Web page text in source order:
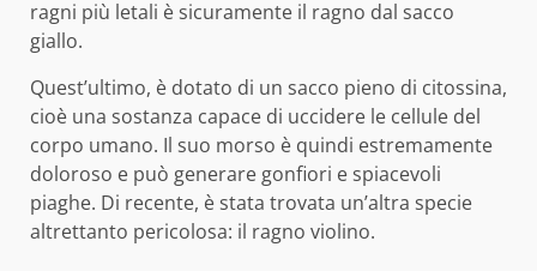
ragni più letali è sicuramente il ragno dal sacco
giallo.
Quest’ultimo, è dotato di un sacco pieno di citossina,
cioè una sostanza capace di uccidere le cellule del
corpo umano. Il suo morso è quindi estremamente
doloroso e può generare gonfiori e spiacevoli
piaghe. Di recente, è stata trovata un’altra specie
altrettanto pericolosa: il ragno violino.